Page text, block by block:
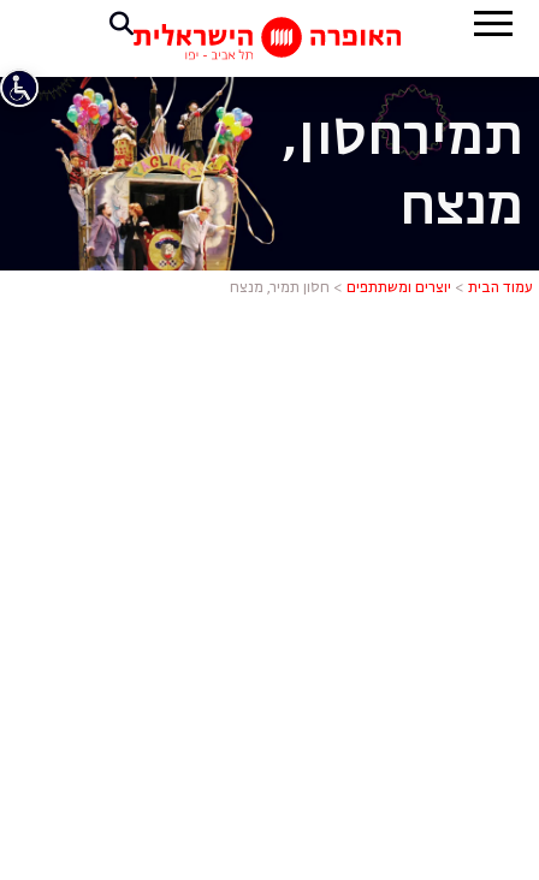
חסון
תמירחסון,
מנצח
עמוד הבית > יוצרים ומשתתפים > חסון תמיר, מנצח